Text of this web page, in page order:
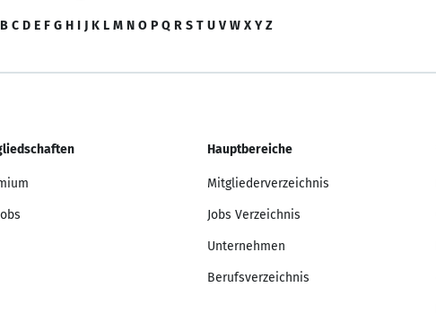
B C D E F G H I J K L M N O P Q R S T U V W X Y Z
Hauptbereiche
Mitgliederverzeichnis
Jobs Verzeichnis
Unternehmen
Berufsverzeichnis